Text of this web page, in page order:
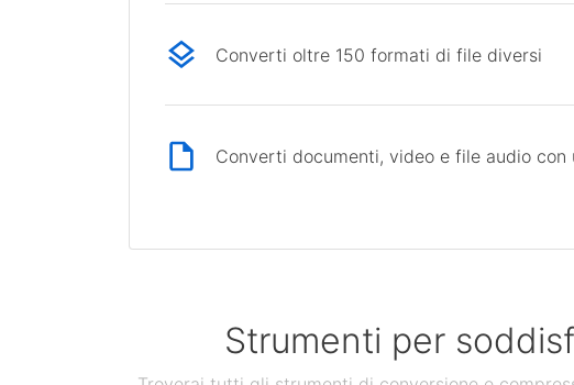
Converti oltre 150 formati di file diversi
Converti documenti, video e file audio con
Strumenti per